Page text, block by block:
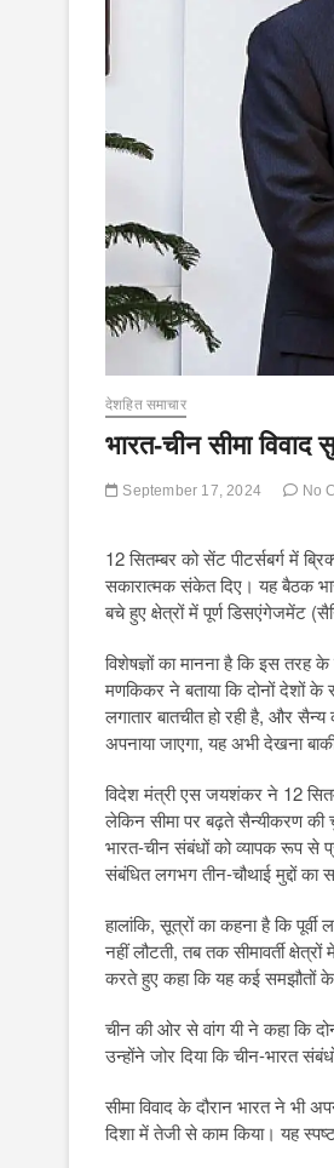
देशहित समाचार
भारत-चीन सीमा
September 17, 2024 No
12 सितम्बर को सेंट पीटर्सबर्ग में
सकारात्मक संकेत दिए। यह बैठक
बचे हुए क्षेत्रों में पूर्ण डिसएंगेजमेंट
विशेषज्ञों का मानना है कि इस
मणकिकर ने बताया कि दोनों देशों के
लगातार बातचीत हो रही है, और
अपनाया जाएगा, यह अभी देखना
विदेश मंत्री एस जयशंकर ने 12
लेकिन सीमा पर बढ़ते सैन्यीकरण
भारत-चीन संबंधों को व्यापक रूप से
संबंधित लगभग तीन-चौथाई मुद्दों का
हालांकि, सूत्रों का कहना है कि
नहीं लौटती, तब तक सीमावर्ती
करते हुए कहा कि यह कई समझौतों
चीन की ओर से वांग यी ने कहा कि
उन्होंने जोर दिया कि चीन-भारत
सीमा विवाद के दौरान भारत ने भी
दिशा में तेजी से काम किया। यह